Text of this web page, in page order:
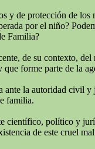
y de protección de
por el niño?
Familia?
de su contexto,
forme parte de
la autoridad
familia.
científico, político y
de este cruel